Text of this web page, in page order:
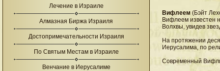
Лечение в Израиле
Алмазная Биржа Израиля
Достопримечательности Израиля
По Святым Местам в Израиле
Венчание в Иерусалиме
Вифлеем (Бэйт
Вифлеем известен
Волхвы, увидев
На протяжении
Иерусалима, по
Современный